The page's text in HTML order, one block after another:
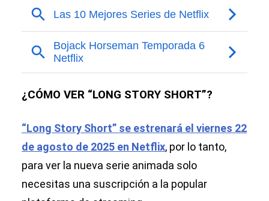
¿CÓMO VER “LONG STORY SHORT”?
“Long Story Short” se estrenará el viernes 22
de agosto de 2025 en Netflix, por lo tanto,
para ver la nueva serie animada solo
necesitas una suscripción a la popular